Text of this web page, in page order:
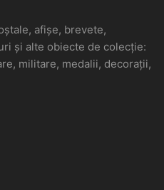
afișe, brevete,
și alte obiecte de colecție:
militare, medalii, decorații,